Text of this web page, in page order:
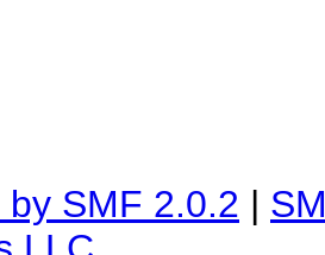
by SMF 2.0.2 |